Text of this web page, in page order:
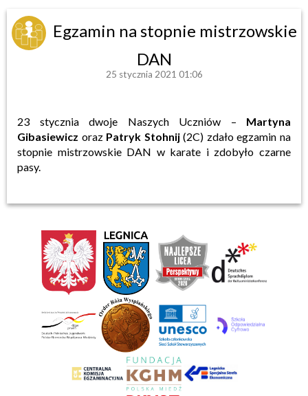
Egzamin na stopnie mistrzowskie
DAN
25 stycznia 2021 01:06
23 stycznia dwoje Naszych Uczniów – Martyna
Gibasiewicz orazPatryk Stohnij(2C) zdało egzamin na
stopnie mistrzowskie DAN w karate i zdobyło czarne
pasy.